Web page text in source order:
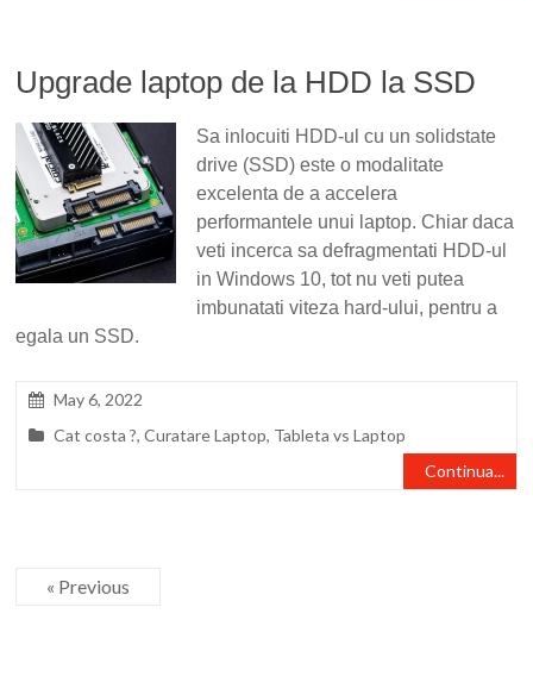
Upgrade laptop de la HDD la SSD
Sa inlocuiti HDD-ul cu un solidstate
drive (SSD) este o modalitate
excelenta de a accelera
performantele unui laptop. Chiar daca
veti incerca sa defragmentati HDD-ul
in Windows 10, tot nu veti putea
imbunatati viteza hard-ului, pentru a
egala un SSD.
May 6, 2022
Cat costa ?,Curatare Laptop, Tableta vs Laptop
Continua...
« Previous